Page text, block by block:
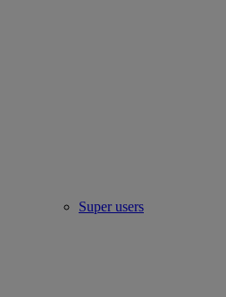
Super users